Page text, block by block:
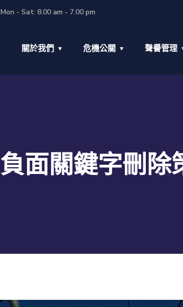
Mon - Sat: 8.00 am - 7.00 pm
關於我們 危機公關 聲譽管理
負面關鍵字刪除